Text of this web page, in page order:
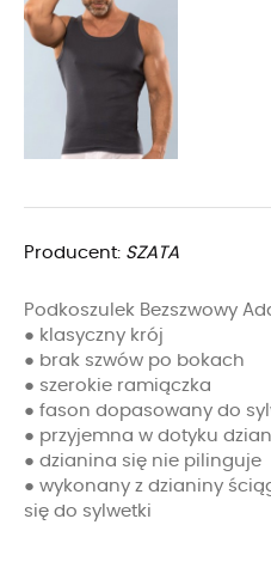
Producent: SZATA
Podkoszulek Bezszwowy
● klasyczny krój
● brak szwów po bokach
● szerokie ramiączka
● fason dopasowany do
● przyjemna w dotyku
● dzianina się nie pilinguje
● wykonany z dzianiny
się do sylwetki